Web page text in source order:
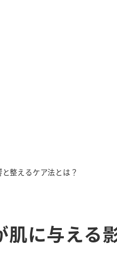
整えるケア法とは？
に与える